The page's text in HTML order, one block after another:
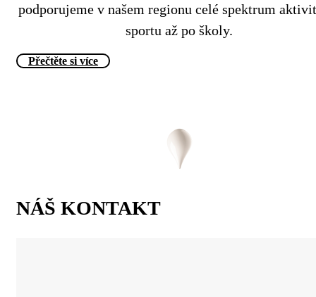
podporujeme v našem regionu celé spektrum
sportu až po školy.
Přečtěte si více
NÁŠ KONTAKT